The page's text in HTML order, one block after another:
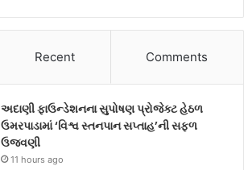
Recent Comments
અદાણી ફાઉન્ડેશનના સુપોષણ પ્રોજેક્ટ હેઠળ
ઉમરપાડામાં ‘વિશ્વ સ્તનપાન સપ્તાહ’ની સફળ
ઉજવણી
11 hours ago